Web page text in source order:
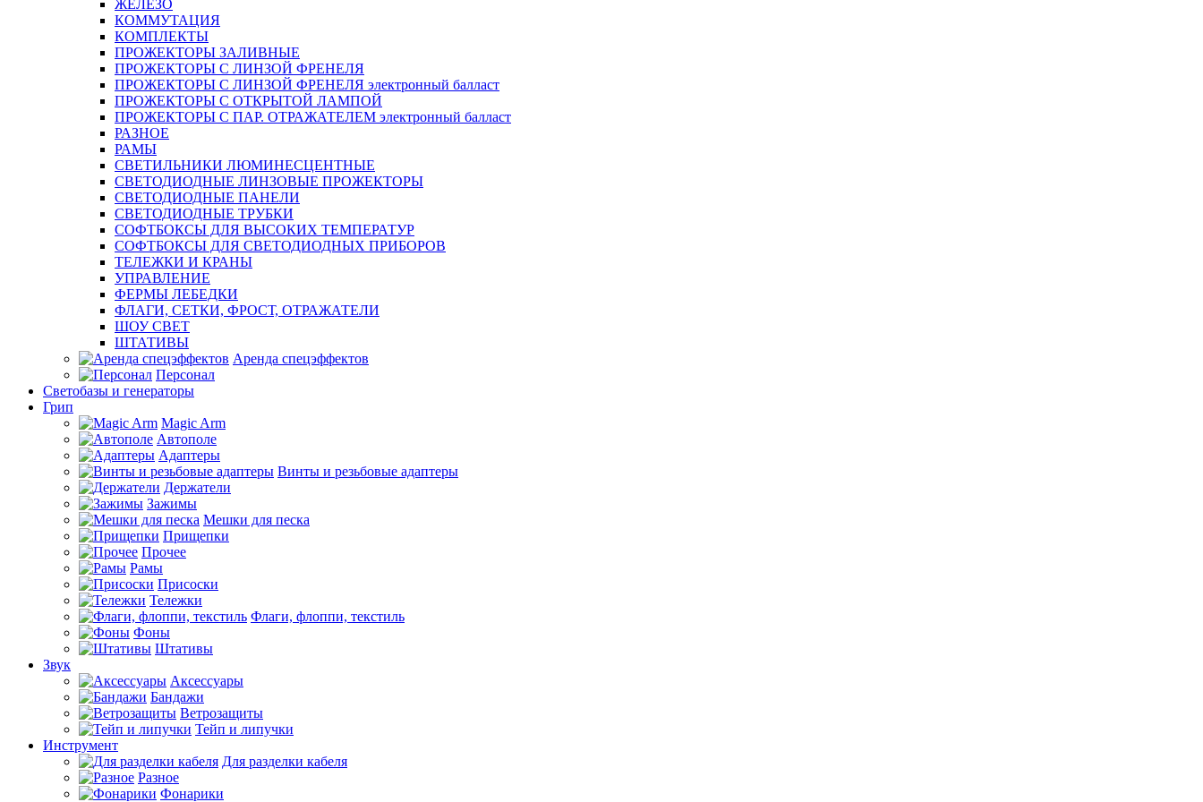
ЖЕЛЕЗО
КОММУТАЦИЯ
КОМПЛЕКТЫ
ПРОЖЕКТОРЫ ЗАЛИВНЫЕ
ПРОЖЕКТОРЫ С ЛИНЗОЙ ФРЕНЕЛЯ
ПРОЖЕКТОРЫ С ЛИНЗОЙ ФРЕНЕЛЯ электронный балласт
ПРОЖЕКТОРЫ С ОТКРЫТОЙ ЛАМПОЙ
ПРОЖЕКТОРЫ С ПАР. ОТРАЖАТЕЛЕМ электронный балласт
РАЗНОЕ
РАМЫ
СВЕТИЛЬНИКИ ЛЮМИНЕСЦЕНТНЫЕ
СВЕТОДИОДНЫЕ ЛИНЗОВЫЕ ПРОЖЕКТОРЫ
СВЕТОДИОДНЫЕ ПАНЕЛИ
СВЕТОДИОДНЫЕ ТРУБКИ
СОФТБОКСЫ ДЛЯ ВЫСОКИХ ТЕМПЕРАТУР
СОФТБОКСЫ ДЛЯ СВЕТОДИОДНЫХ ПРИБОРОВ
ТЕЛЕЖКИ И КРАНЫ
УПРАВЛЕНИЕ
ФЕРМЫ ЛЕБЕДКИ
ФЛАГИ, СЕТКИ, ФРОСТ, ОТРАЖАТЕЛИ
ШОУ СВЕТ
ШТАТИВЫ
Аренда спецэффектов
Персонал
Светобазы и генераторы
Грип
Magic Arm
Автополе
Адаптеры
Винты и резьбовые адаптеры
Держатели
Зажимы
Мешки для песка
Прищепки
Прочее
Рамы
Присоски
Тележки
Флаги, флоппи, текстиль
Фоны
Штативы
Звук
Аксессуары
Бандажи
Ветрозащиты
Тейп и липучки
Инструмент
Для разделки кабеля
Разное
Фонарики